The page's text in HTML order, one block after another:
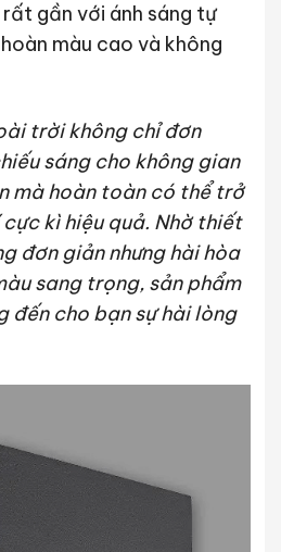
gần với ánh sáng tự
màu cao và không
trời không chỉ đơn
sáng cho không gian
mà hoàn toàn có thể trở
kì hiệu quả. Nhờ thiết
đơn giản nhưng hài hòa
sang trọng, sản phẩm
đến cho bạn sự hài lòng